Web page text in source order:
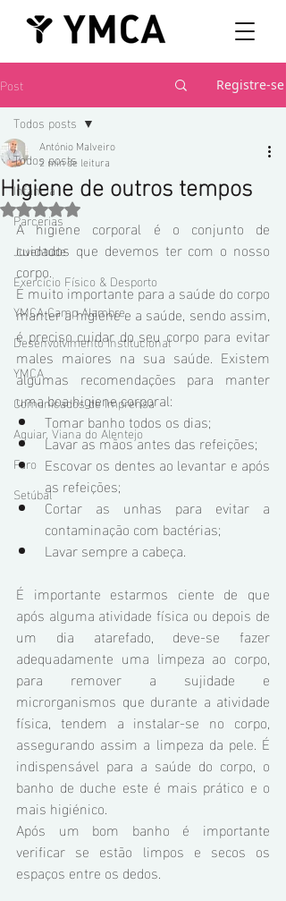
Post Registre-se
Todos posts
Infância
Parcerias
Juventude
Exercício Físico & Desporto
YMCA Camp Alambre
Desenvolvimento Institucional
YMCA
Comunicados de Imprensa
Aguiar, Viana do Alentejo
Faro
Setúbal
Todos posts
Higiene de outros tempos
António Malveiro
2 min de leitura
Avaliado com NaN de 5 estrelas.
A higiene corporal é o conjunto de
cuidados que devemos ter com o nosso
corpo.
É muito importante para a saúde do corpo
manter a higiene e a saúde, sendo assim,
é preciso cuidar do seu corpo para evitar
males maiores na sua saúde. Existem
algumas recomendações para manter
uma boa higiene corporal:
Tomar banho todos os dias;
Lavar as mãos antes das refeições;
Escovar os dentes ao levantar e após
as refeições;
Cortar as unhas para evitar a
contaminação com bactérias;
Lavar sempre a cabeça.
É importante estarmos ciente de que
após alguma atividade física ou depois de
um dia atarefado, deve-se fazer
adequadamente uma limpeza ao corpo,
para remover a sujidade e
microrganismos que durante a atividade
física, tendem a instalar-se no corpo,
assegurando assim a limpeza da pele. É
indispensável para a saúde do corpo, o
banho de duche este é mais prático e o
mais higiénico.
Após um bom banho é importante
verificar se estão limpos e secos os
espaços entre os dedos.